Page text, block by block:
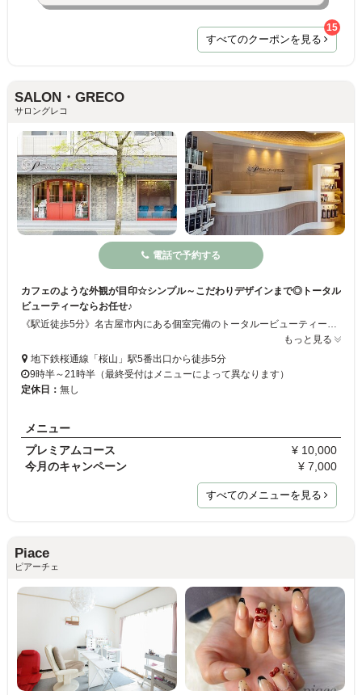
すべてのクーポンを見る
15
SALON・GRECO
サロングレコ
電話で予約する
カフェのような外観が目印☆シンプル～こだわりデザインまで◎トータル
ビューティーならお任せ♪
《駅近徒歩5分》名古屋市内にある個室完備のトータルービューティーサロン◇ネイル／ヘア／エステ／マツエクなど充実したメニューを取り揃え、お客様の「美」をサポートします♪プライベート空間で心身ともにリラックスできる贅沢な時間を過ごせます☆彡より身近に感じて頂けるよう、サービスの質や使用する商材の質は落とさずに、リーズナブルな価格でご提供しています。
もっと見る
地下鉄桜通線「桜山」駅5番出口から徒歩5分
9時半～21時半（最終受付はメニューによって異なります）
定休日： 無し
メニュー
プレミアムコース
¥ 10,000
今月のキャンペーン
¥ 7,000
すべてのメニューを見る
Piace
ピアーチェ